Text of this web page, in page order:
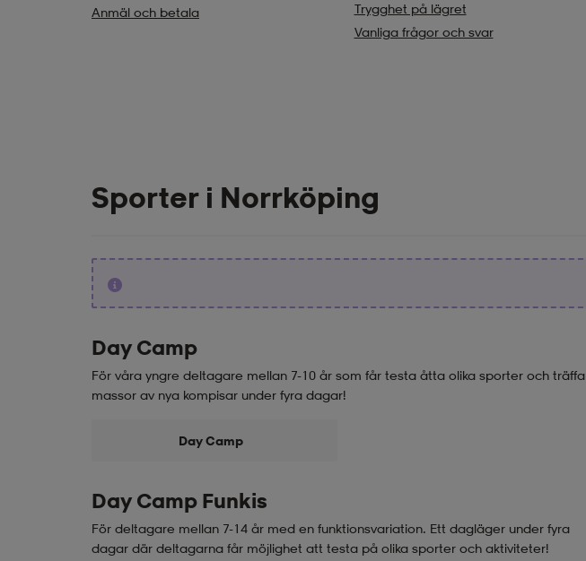
Anmäl och betala
Trygghet på lägret
Vanliga frågor och svar
Sporter i Norrköping
Day Camp
För våra yngre deltagare mellan 7-10 år som får testa åtta olika sporter och träffa
massor av nya kompisar under fyra dagar!
Day Camp
Day Camp Funkis
För deltagare mellan 7-14 år med en funktionsvariation. Ett dagläger under fyra
dagar där deltagarna får möjlighet att testa på olika sporter och aktiviteter!